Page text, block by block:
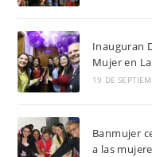
Inauguran
Mujer en
19 DE
Banmujer
a las